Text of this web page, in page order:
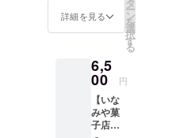
す。 (商
ル：手
ぬぐい
枚 素
材：綿
100%
お届け
いたし
のデザ
イン
業・
NINE
BLOCK
STUDIO
詳細を見る
タ
ー
ン
を
選
択
す
る
6,5
00 円
【いな
みや菓
子店・